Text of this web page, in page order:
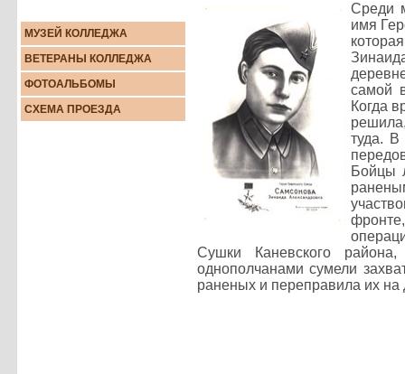
МУЗЕЙ КОЛЛЕДЖА
ВЕТЕРАНЫ КОЛЛЕДЖА
ФОТОАЛЬБОМЫ
СХЕМА ПРОЕЗДА
Среди
имя
самой
Когда
туда. В
Бойцы
Сушки Каневского
однополчанами сумели
раненых и переправила их на